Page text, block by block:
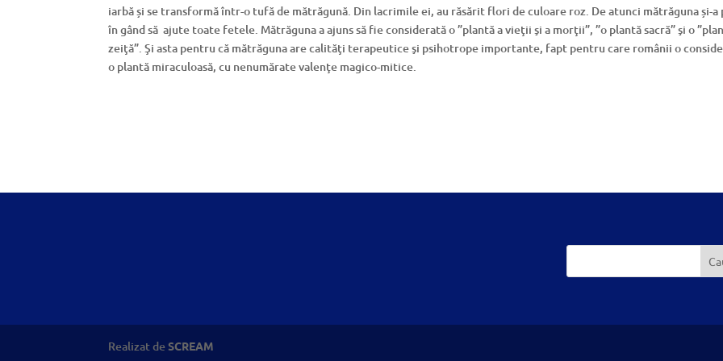
iarbă și se transformă într-o tufă de mătrăgună. Din lacrimile ei, au răsărit flori de culoare roz. De atunci mătrăguna și-a
în gând să ajute toate fetele. Mătrăguna a ajuns să fie considerată o ”plantă a vieţii şi a morţii”, ”o plantă sacră” şi o
zeiţă”. Şi asta pentru că mătrăguna are calităţi terapeutice şi psihotrope importante, fapt pentru care românii o
o plantă miraculoasă, cu nenumărate valenţe magico-mitice.
Realizat deSCREAM